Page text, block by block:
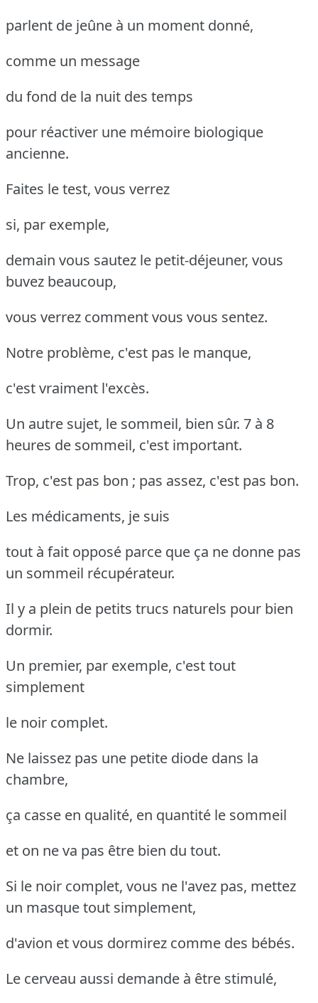
parlent de jeûne à un moment donné,
comme un message
du fond de la nuit des temps
pour réactiver une mémoire biologique
ancienne.
Faites le test, vous verrez
si, par exemple,
demain vous sautez le petit-déjeuner, vous
buvez beaucoup,
vous verrez comment vous vous sentez.
Notre problème, c'est pas le manque,
c'est vraiment l'excès.
Un autre sujet, le sommeil, bien sûr. 7 à 8
heures de sommeil, c'est important.
Trop, c'est pas bon ; pas assez, c'est pas bon.
Les médicaments, je suis
tout à fait opposé parce que ça ne donne pas
un sommeil récupérateur.
Il y a plein de petits trucs naturels pour bien
dormir.
Un premier, par exemple, c'est tout
simplement
le noir complet.
Ne laissez pas une petite diode dans la
chambre,
ça casse en qualité, en quantité le sommeil
et on ne va pas être bien du tout.
Si le noir complet, vous ne l'avez pas, mettez
un masque tout simplement,
d'avion et vous dormirez comme des bébés.
Le cerveau aussi demande à être stimulé,